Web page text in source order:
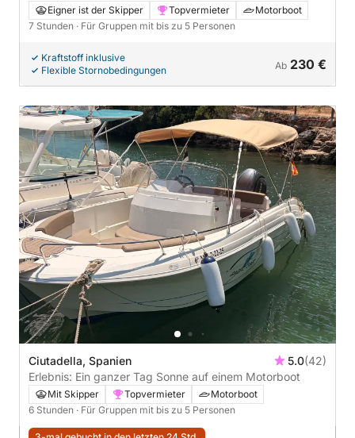
Bootstour, um die Bucht zu entdecken
Eigner ist der Skipper Topvermieter
Motorboot
7 Stunden · Für Gruppen mit bis zu 5 Personen
Kraftstoff inklusive
Flexible Stornobedingungen
Ab 230 €
Ciutadella, Spanien 5.0(42)
Erlebnis: Ein ganzer Tag Sonne auf einem Motorboot
Mit Skipper Topvermieter
Motorboot
6 Stunden · Für Gruppen mit bis zu 5 Personen